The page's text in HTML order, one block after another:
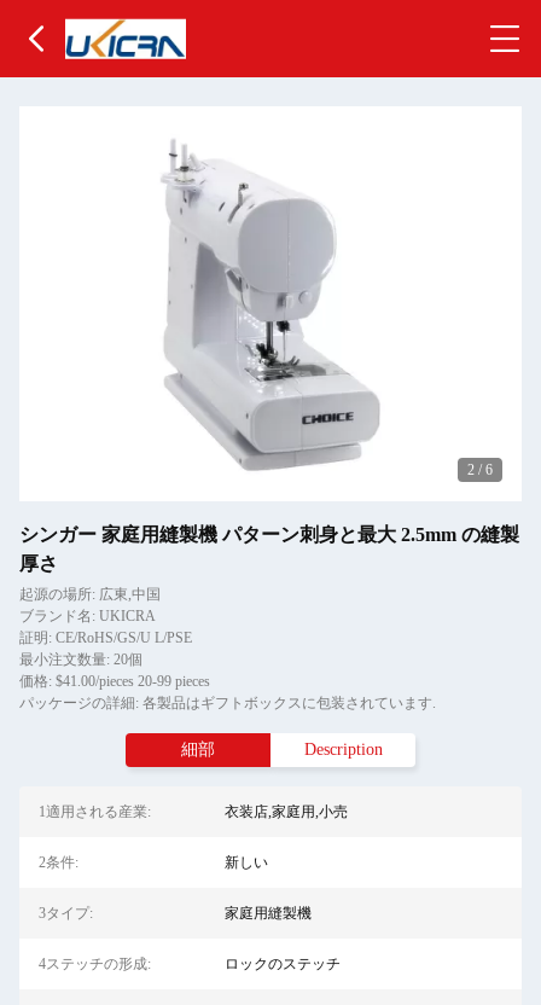
2 / 6
シンガー 家庭用縫製機 パターン刺身と最大 2.5mm の縫製
厚さ
起源の場所: 広東,中国
ブランド名: UKICRA
証明: CE/RoHS/GS/U L/PSE
最小注文数量: 20個
価格: $41.00/pieces 20-99 pieces
パッケージの詳細: 各製品はギフトボックスに包装されています.
細部 Description
1適用される産業: 衣装店,家庭用,小売
2条件: 新しい
3タイプ: 家庭用縫製機
4ステッチの形成: ロックのステッチ